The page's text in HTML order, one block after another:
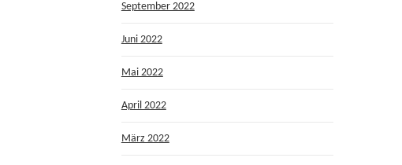
September 2022
Juni 2022
Mai 2022
April 2022
März 2022